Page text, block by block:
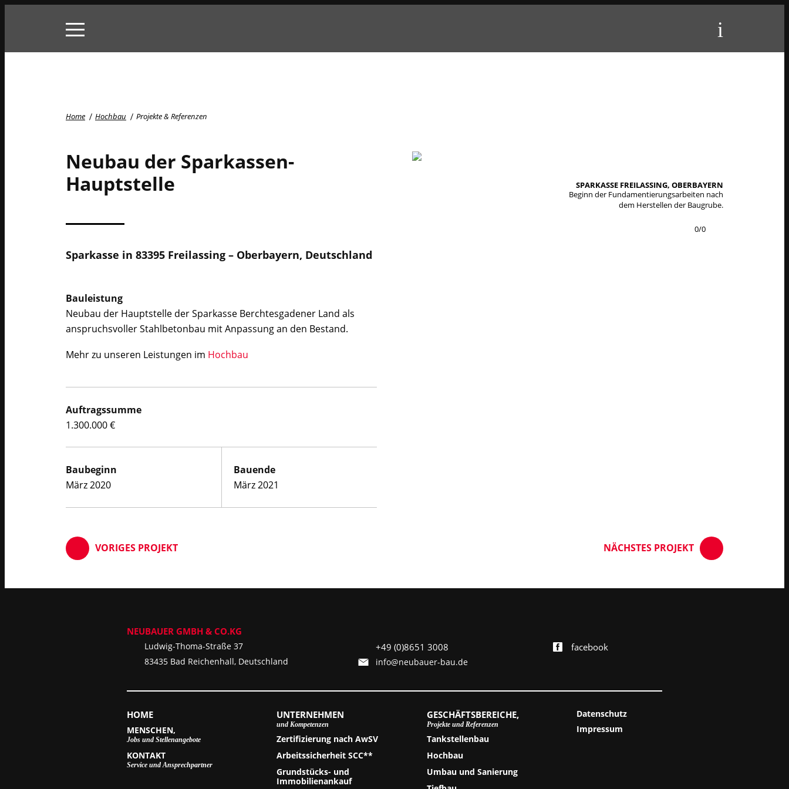
Skip
Home Hochbau Projekte & Referenzen
Neubau der Sparkassen-
Hauptstelle
Sparkasse in 83395 Freilassing – Oberbayern, Deutschland
Bauleistung
Neubau der Hauptstelle der Sparkasse Berchtesgadener Land als
anspruchsvoller Stahlbetonbau mit Anpassung an den Bestand.
Mehr zu unseren Leistungen im Hochbau
Auftragssumme
1.300.000 €
Baubeginn
März 2020
Bauende
März 2021
SPARKASSE FREILASSING, OBERBAYERN
Beginn der Fundamentierungsarbeiten nach
dem Herstellen der Baugrube.
0/0
VORIGES PROJEKT NÄCHSTES PROJEKT
NEUBAUER GMBH & CO.KG
Ludwig-Thoma-Straße 37
83435 Bad Reichenhall, Deutschland
+49 (0)8651 3008
info@neubauer-bau.de
facebook
HOME
MENSCHEN,
Jobs und Stellenangebote
KONTAKT
Service und Ansprechpartner
UNTERNEHMEN
und Kompetenzen
Zertifizierung nach AwSV
Arbeitssicherheit SCC**
Grundstücks- und
Immobilienankauf
GESCHÄFTSBEREICHE,
Projekte und Referenzen
Tankstellenbau
Hochbau
Umbau und Sanierung
Datenschutz
Impressum